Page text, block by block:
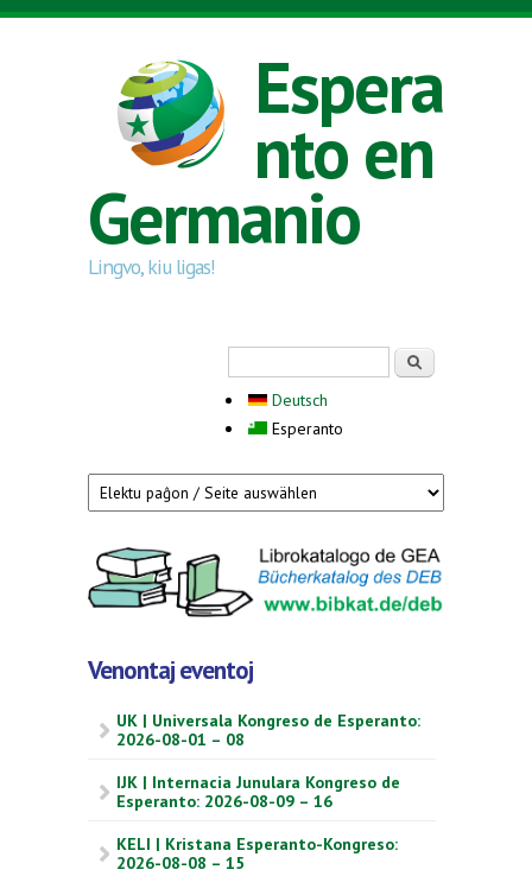
Skip to main content
Espera
nto en
Germanio
Lingvo, kiu ligas!
Deutsch
Esperanto
Venontaj eventoj
UK | Universala Kongreso de Esperanto:
2026-08-01 – 08
IJK | Internacia Junulara Kongreso de
Esperanto: 2026-08-09 – 16
KELI | Kristana Esperanto-Kongreso:
2026-08-08 – 15